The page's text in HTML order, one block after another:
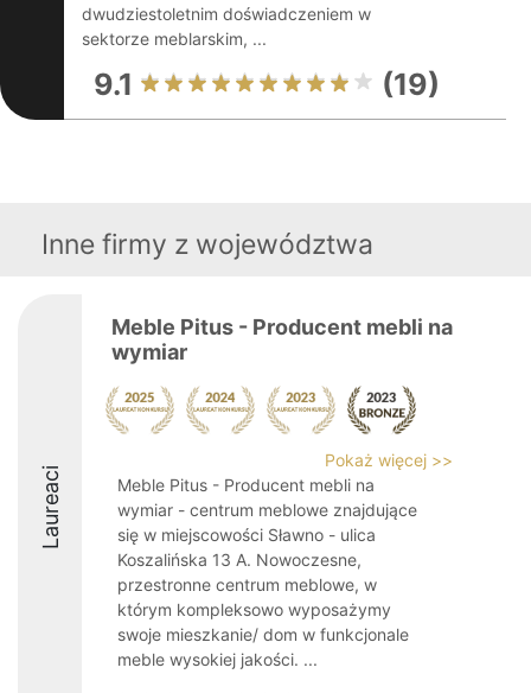
dwudziestoletnim doświadczeniem w
sektorze meblarskim, ...
9.1 (19)
Inne firmy z województwa
Laureaci
Meble Pitus - Producent mebli na
wymiar
Pokaż więcej >>
Meble Pitus - Producent mebli na
wymiar - centrum meblowe znajdujące
się w miejscowości Sławno - ulica
Koszalińska 13 A. Nowoczesne,
przestronne centrum meblowe, w
którym kompleksowo wyposażymy
swoje mieszkanie/ dom w funkcjonale
meble wysokiej jakości. ...